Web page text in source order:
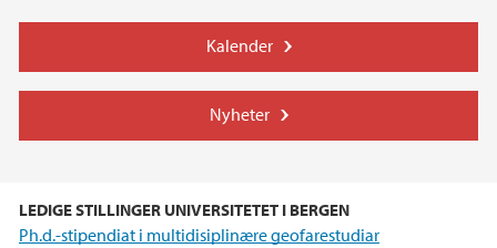
Kalender
Nyheter
LEDIGE STILLINGER UNIVERSITETET I BERGEN
Ph.d.-stipendiat i multidisiplinære geofarestudiar